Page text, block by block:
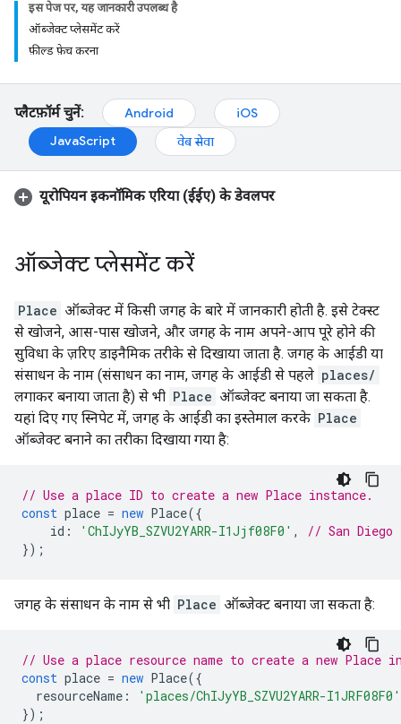
इस पेज पर, यह जानकारी उपलब्ध है
ऑब्जेक्ट प्लेसमेंट करें
फ़ील्ड फ़ेच करना
प्लैटफ़ॉर्म चुनें: Android
iOS
JavaScript
वेब सेवा
यूरोपियन इकनॉमिक एरिया (ईईए) के डेवलपर
ऑब्जेक्ट प्लेसमेंट करें
Place ऑब्जेक्ट में किसी जगह के बारे में जानकारी होती है. इसे टेक्स्ट
से खोजने, आस-पास खोजने, और जगह के नाम अपने-आप पूरे होने की
सुविधा के ज़रिए डाइनैमिक तरीके से दिखाया जाता है. जगह के आईडी या
संसाधन के नाम (संसाधन का नाम, जगह के आईडी से पहले places/
लगाकर बनाया जाता है) से भी Place ऑब्जेक्ट बनाया जा सकता है.
यहां दिए गए स्निपेट में, जगह के आईडी का इस्तेमाल करके Place
ऑब्जेक्ट बनाने का तरीका दिखाया गया है:
// Use a place ID to create a new Place instance.
const place = new Place({
id : 'ChIJyYB_SZVU2YARR-I1Jjf08F0' ,
// San Diego
});
जगह के संसाधन के नाम से भी Place ऑब्जेक्ट बनाया जा सकता है:
// Use a place resource name to create a new Place
const place = new Place({
resourceName :
'places/ChIJyYB_SZVU2YARR-I1JRF08F0'
});